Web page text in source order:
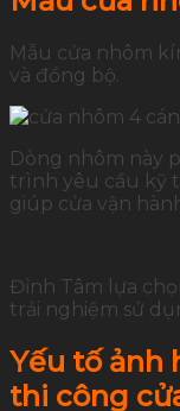
Mẫu cửa nhôm
và đồng bộ.
Dòng nhôm này
trình yêu cầu kỹ
giúp cửa vận
Đỉnh Tâm lựa
trải nghiệm sử
Yếu tố ảnh
thi công